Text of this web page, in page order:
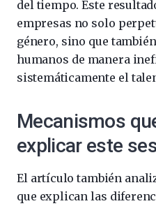
del tiempo. Este
empresas no solo
género, sino que
humanos de manera
sistemáticamente el
Mecanismos
explicar este
El artículo también
que explican las